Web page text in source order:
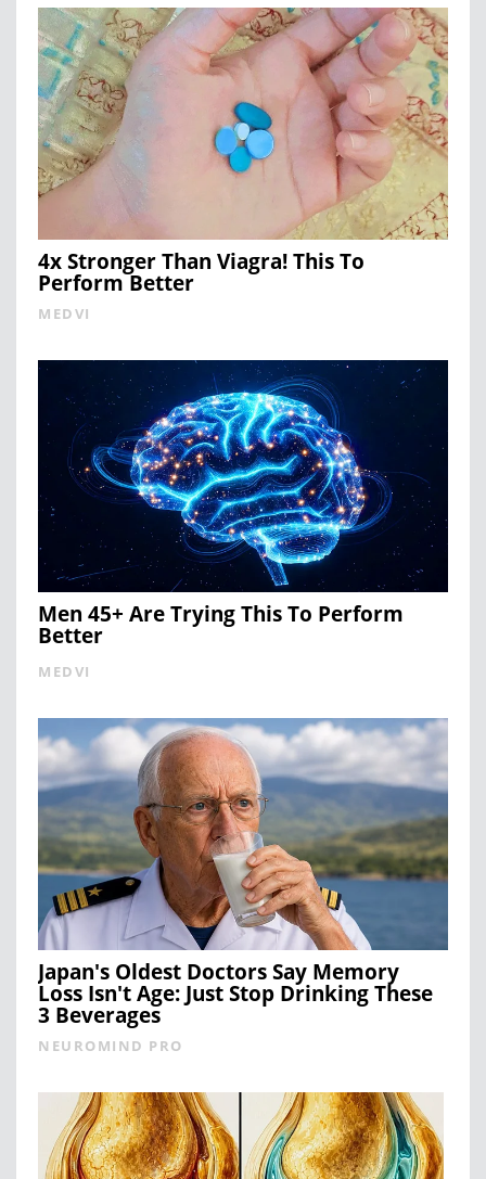
4x Stronger Than Viagra! This To
Perform Better
MEDVI
Men 45+ Are Trying This To Perform
Better
MEDVI
Japan's Oldest Doctors Say Memory
Loss Isn't Age: Just Stop Drinking These
3 Beverages
NEUROMIND PRO